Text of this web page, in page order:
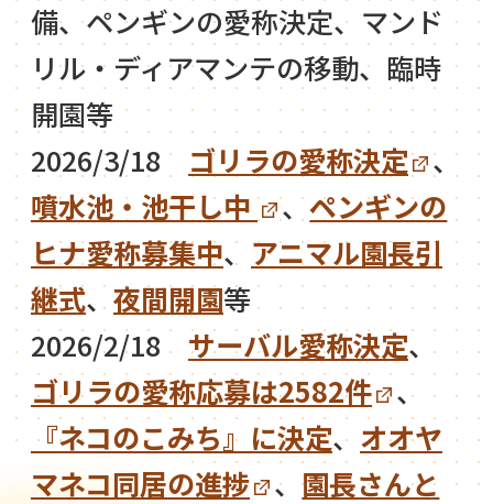
備、ペンギンの愛称決定、マンド
リル・ディアマンテの移動、臨時
開園等
2026/3/18 ゴリラの愛称決定
、
噴水池・池干し中
、ペンギンの
ヒナ愛称募集中、 アニマル園長引
継式、夜間開園等
2026/2/18 サーバル愛称決定、
ゴリラの愛称応募は2582件
、
『ネコのこみち』に決定、 オオヤ
マネコ同居の進捗
、園長さんと